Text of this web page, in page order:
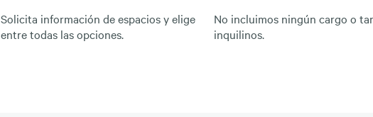
Solicita información de espacios y elige
entre todas las opciones.
No incluimos ningún cargo o
inquilinos.